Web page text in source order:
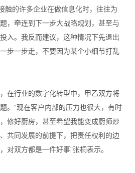
触的许多企业在做信息化时，往往为
，牵连到下一步大战略规划，甚至与
入。我反而建议，这种情况下先退出
步一步走，不要因为某个小细节打乱
在行业的数字化转型中，甲乙双方将
。“现在客户内部的压力也很大，有时
修好厨房，甚至希望我能变成厨师炒
共同发展的前提下，把责任权利的边
对双方都是一件好事”张桐表示。